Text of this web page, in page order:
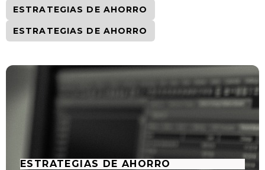
ESTRATEGIAS DE AHORRO
ESTRATEGIAS DE AHORRO
ESTRATEGIAS DE AHORRO